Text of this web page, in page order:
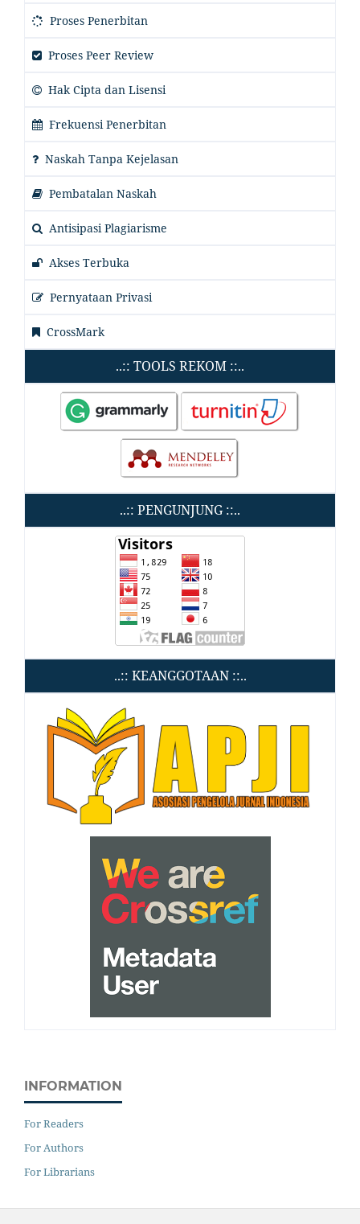
Proses Penerbitan
Proses Peer Review
Hak Cipta dan Lisensi
Frekuensi Penerbitan
Naskah Tanpa Kejelasan
Pembatalan Naskah
Antisipasi Plagiarisme
Akses Terbuka
Pernyataan Privasi
CrossMark
..:: TOOLS REKOM ::..
..:: PENGUNJUNG ::..
..:: KEANGGOTAAN ::..
INFORMATION
For Readers
For Authors
For Librarians